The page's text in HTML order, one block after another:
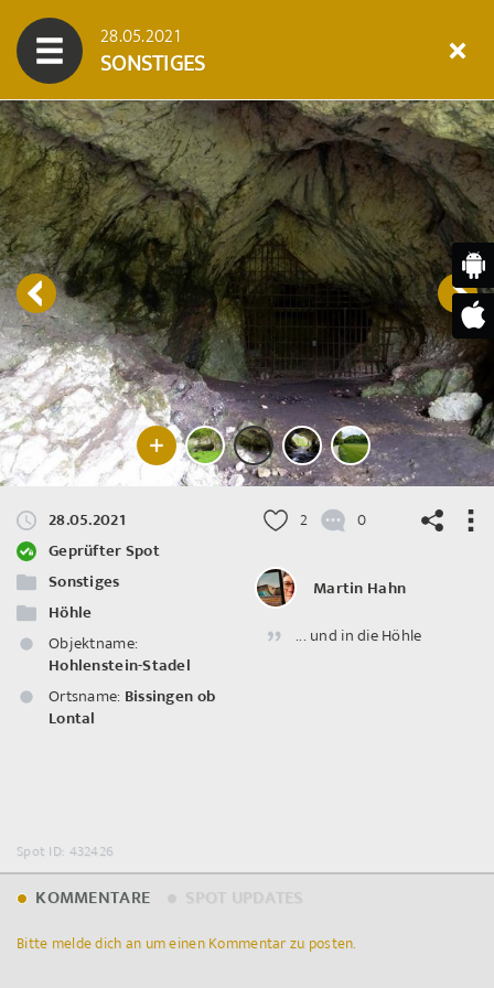
28.05.2021
SONSTIGES
28.05.2021
Geprüfter Spot
Sonstiges
Höhle
Objektname:
Hohlenstein-Stadel
Ortsname: Bissingen ob
Lontal
2 0
Martin Hahn
... und in die Höhle
Spot ID: 432426
KOMMENTARE
Bitte melde dich an um einen Kommentar zu posten.
©OpenStreetMap